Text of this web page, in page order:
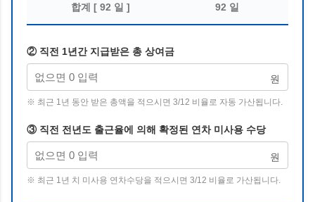
합계 [ 92 일 ] 92 일
② 직전 1년간 지급받은 총 상여금
원
※ 최근 1년 동안 받은 총액을 적으시면 3/12 비율로 자동 가산됩니다.
③ 직전 전년도 출근율에 의해 확정된 연차 미사용 수당
원
※ 최근 1년 치 미사용 연차수당을 적으시면 3/12 비율로 가산됩니다.